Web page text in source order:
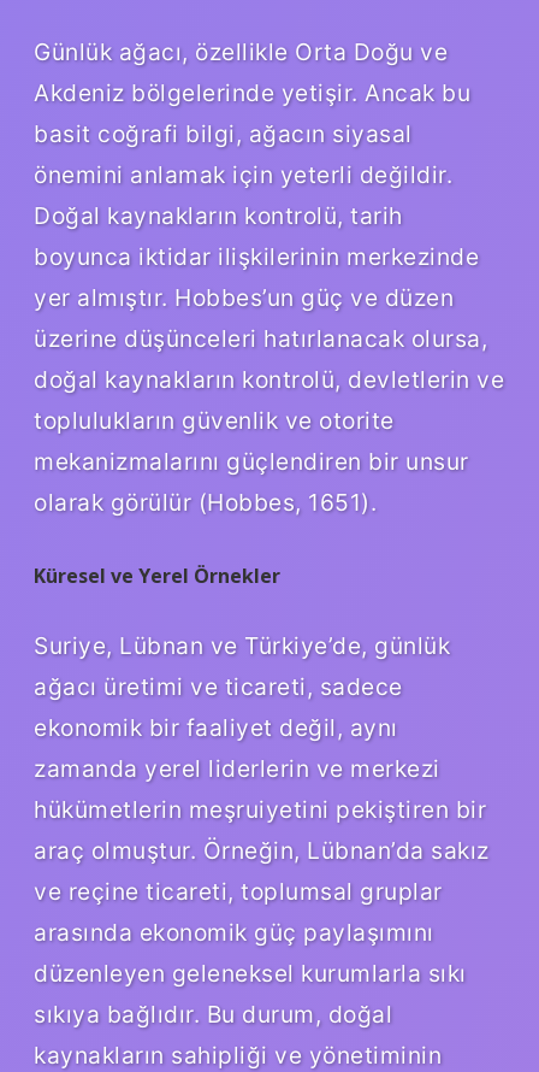
Günlük ağacı, özellikle Orta Doğu ve
Akdeniz bölgelerinde yetişir. Ancak bu
basit coğrafi bilgi, ağacın siyasal
önemini anlamak için yeterli değildir.
Doğal kaynakların kontrolü, tarih
boyunca iktidar ilişkilerinin merkezinde
yer almıştır. Hobbes’un güç ve düzen
üzerine düşünceleri hatırlanacak olursa,
doğal kaynakların kontrolü, devletlerin ve
toplulukların güvenlik ve otorite
mekanizmalarını güçlendiren bir unsur
olarak görülür (Hobbes, 1651).
Küresel ve Yerel Örnekler
Suriye, Lübnan ve Türkiye’de, günlük
ağacı üretimi ve ticareti, sadece
ekonomik bir faaliyet değil, aynı
zamanda yerel liderlerin ve merkezi
hükümetlerin meşruiyetini pekiştiren bir
araç olmuştur. Örneğin, Lübnan’da sakız
ve reçine ticareti, toplumsal gruplar
arasında ekonomik güç paylaşımını
düzenleyen geleneksel kurumlarla sıkı
sıkıya bağlıdır. Bu durum, doğal
kaynakların sahipliği ve yönetiminin